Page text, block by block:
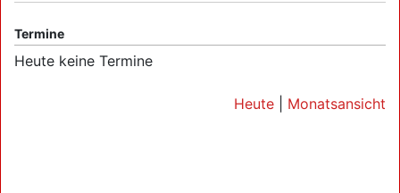
Termine
Heute keine Termine
Heute Monatsansicht